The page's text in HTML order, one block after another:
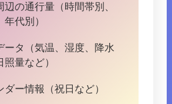
辺の通行量（時間帯別、
年代別）
ータ（気温、湿度、降水
照量など）
ダー情報（祝日など）